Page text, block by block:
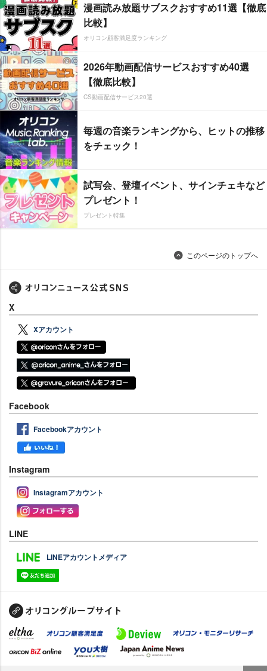
漫画読み放題サブスクおすすめ11選【徹底
比較】
オリコン顧客満足度ランキング
2026年動画配信サービスおすすめ40選
【徹底比較】
CS動画配信サービス20選
毎週の音楽ランキングから、ヒットの推移
をチェック！
試写会、登壇イベント、サインチェキなど
プレゼント！
プレゼント特集
このページのトップへ
X
Xアカウント
Facebook
Facebookアカウント
Instagram
Instagramアカウント
LINE
LINEアカウントメディア